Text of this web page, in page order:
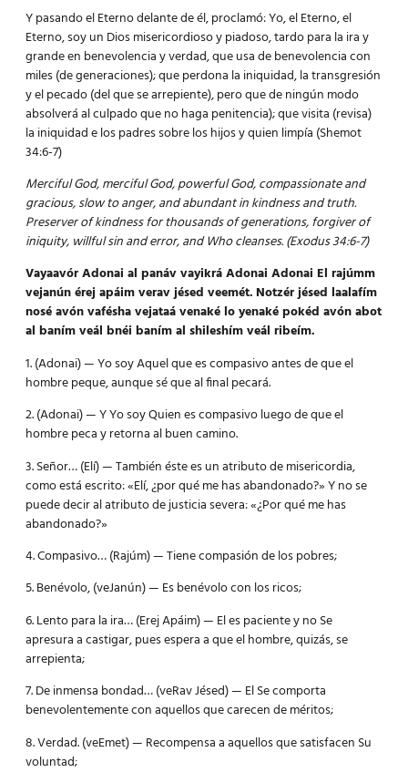
Y pasando el Eterno delante de él, proclamó: Yo, el Eterno, el
Eterno, soy un Dios misericordioso y piadoso, tardo para la ira y
grande en benevolencia y verdad, que usa de benevolencia con
miles (de generaciones); que perdona la iniquidad, la transgresión
y el pecado (del que se arrepiente), pero que de ningún modo
absolverá al culpado que no haga penitencia); que visita (revisa)
la iniquidad e los padres sobre los hijos y quien limpía (Shemot
34:6-7)
Merciful God, merciful God, powerful God, compassionate and
gracious, slow to anger, and abundant in kindness and truth.
Preserver of kindness for thousands of generations, forgiver of
iniquity, willful sin and error, and Who cleanses.(Exodus 34:6-7)
Vayaavór Adonai al panáv vayikrá Adonai Adonai El rajúmm
vejanún érej apáim verav jésed veemét. Notzér jésed laalafím
nosé avón vafésha vejataá venaké lo yenaké pokéd avón abot
al baním veál bnéi baním al shileshím veál ribeím.
1. (Adonai) — Yo soy Aquel que es compasivo antes de que el
hombre peque, aunque sé que al final pecará.
2. (Adonai) — Y Yo soy Quien es compasivo luego de que el
hombre peca y retorna al buen camino.
3. Señor… (Elí) — También éste es un atributo de misericordia,
como está escrito: «Elí, ¿por qué me has abandonado?» Y no se
puede decir al atributo de justicia severa: «¿Por qué me has
abandonado?»
4. Compasivo… (Rajúm) — Tiene compasión de los pobres;
5. Benévolo, (veJanún) — Es benévolo con los ricos;
6. Lento para la ira… (Erej Apáim) — El es paciente y no Se
apresura a castigar, pues espera a que el hombre, quizás, se
arrepienta;
7. De inmensa bondad… (veRav Jésed) — El Se comporta
benevolentemente con aquellos que carecen de méritos;
8. Verdad. (veEmet) — Recompensa a aquellos que satisfacen Su
voluntad;